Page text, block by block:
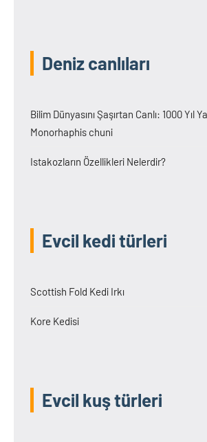
Deniz canlıları
Bilim Dünyasını Şaşırtan Canlı: 1000 Yıl
Monorhaphis chuni
Istakozların Özellikleri Nelerdir?
Evcil kedi türleri
Scottish Fold Kedi Irkı
Kore Kedisi
Evcil kuş türleri